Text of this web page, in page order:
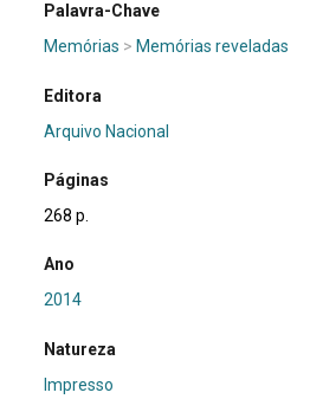
Palavra-Chave
Memórias > Memórias reveladas
Editora
Arquivo Nacional
Páginas
268 p.
Ano
2014
Natureza
Impresso